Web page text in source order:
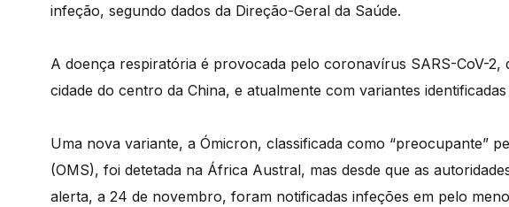
infeção, segundo dados da Direção-Geral da Saúde.
A doença respiratória é provocada pelo coronavírus SARS-CoV-2,
cidade do centro da China, e atualmente com variantes
Uma nova variante, a Ómicron, classificada como “preocupante”
(OMS), foi detetada na África Austral, mas desde que as
alerta, a 24 de novembro, foram notificadas infeções em pelo